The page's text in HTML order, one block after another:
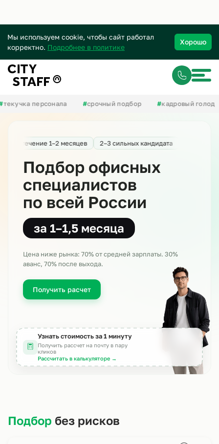
Мы используем cookie, чтобы сайт работал
корректно. Подробнее в политике
Хорошо
персонала срочный подбор кадровый голод
в течение 1–2 месяцев 2–3 сильных кандидата
Подбор офисных
специалистов
по всей России
за 1–1,5 месяца
Цена ниже рынка: 70% от средней зарплаты. 30%
аванс, 70% после выхода.
Получить расчет
Узнать стоимость за 1 минуту
Получить рассчет на почту в пару
кликов
Рассчитать в калькуляторе →
Подбор без рисков